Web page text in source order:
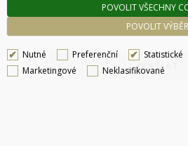
ODESLAT
POVOLIT VÝBĚR
POVOLIT VŠECHNY
Nutné Preferenční
Statistické
Marketingové
Neklasifikované